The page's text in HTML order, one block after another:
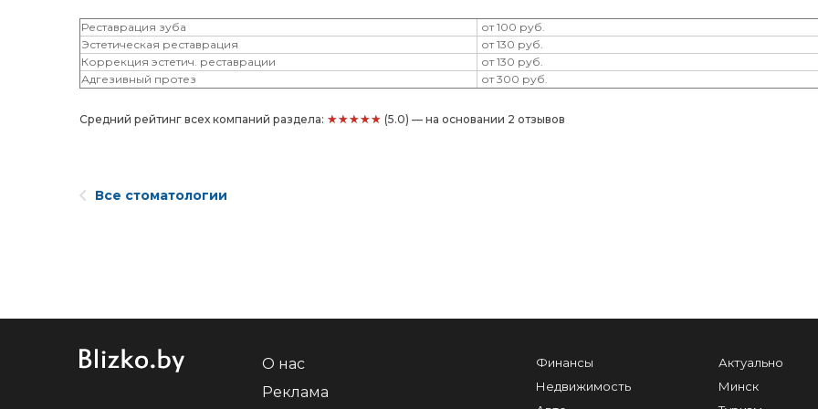
Реставрация зуба
от 100 руб.
Эстетическая реставрация
от 130 руб.
Коррекция эстетич. реставрации
от 130 руб.
Адгезивный протез
от 300 руб.
Средний рейтинг всех компаний раздела: ★★★★★ (5.0) — на основании 2 отзывов
Все стоматологии
О нас
Реклама
Финансы
Недвижимость
Актуально
Минск